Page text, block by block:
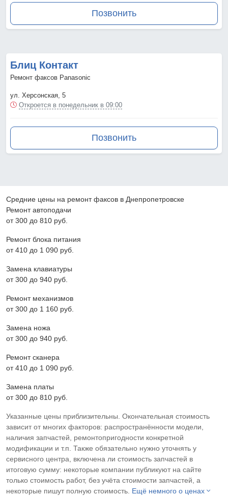
Позвонить
Блиц Контакт
Ремонт факсов Panasonic
ул. Херсонская, 5
Откроется в понедельник в 09:00
Позвонить
Средние цены на ремонт факсов в Днепропетровске
Ремонт автоподачи
от 300 до 810 pyб.
Ремонт блока питания
от 410 до 1 090 pyб.
Замена клавиатуры
от 300 до 940 pyб.
Ремонт механизмов
от 300 до 1 160 pyб.
Замена ножа
от 300 до 940 pyб.
Ремонт сканера
от 410 до 1 090 pyб.
Замена платы
от 300 до 810 pyб.
Указанные цены приблизительны. Окончательная стоимость
зависит от многих факторов: распространённости модели,
наличия запчастей, ремонтопригодности конкретной
модификации и т.п. Также обязательно нужно уточнять у
сервисного центра, включена ли стоимость запчастей в
итоговую сумму: некоторые компании публикуют на сайте
только стоимость работ, без учёта стоимости запчастей, а
некоторые пишут полную стоимость. Ещё немного о ценах